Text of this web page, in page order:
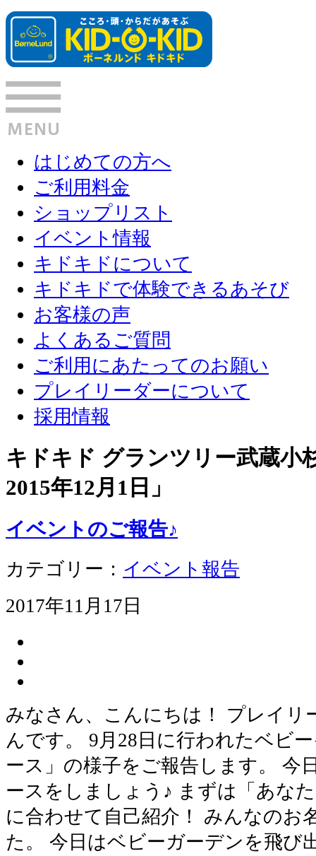
はじめての方へ
ご利用料金
ショップリスト
イベント情報
キドキドについて
キドキドで体験できるあそび
お客様の声
よくあるご質問
ご利用にあたってのお願い
プレイリーダーについて
採用情報
キドキド グランツリー武蔵
2015年12月1日 」
イベントのご報告♪
カテゴリー： イベント報告
2017年11月17日
みなさん、こんにちは！ プレイリ
んです。 9月28日に行われたベビ
ース」の様子をご報告します。 今
ースをしましょう♪ まずは「あな
に合わせて自己紹介！ みんなのお
た。 今日はベビーガーデンを飛